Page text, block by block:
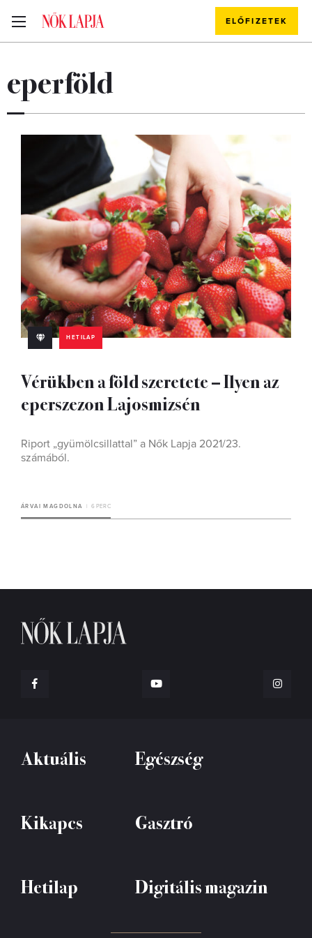
ELŐFIZETEK
eperföld
HETILAP
Vérükben a föld szeretete – Ilyen az
eperszezon Lajosmizsén
Riport „gyümölcsillattal” a Nők Lapja 2021/23.
számából.
ÁRVAI MAGDOLNA 6 PERC
Aktuális Egészség
Kikapcs Gasztró
Hetilap Digitális magazin